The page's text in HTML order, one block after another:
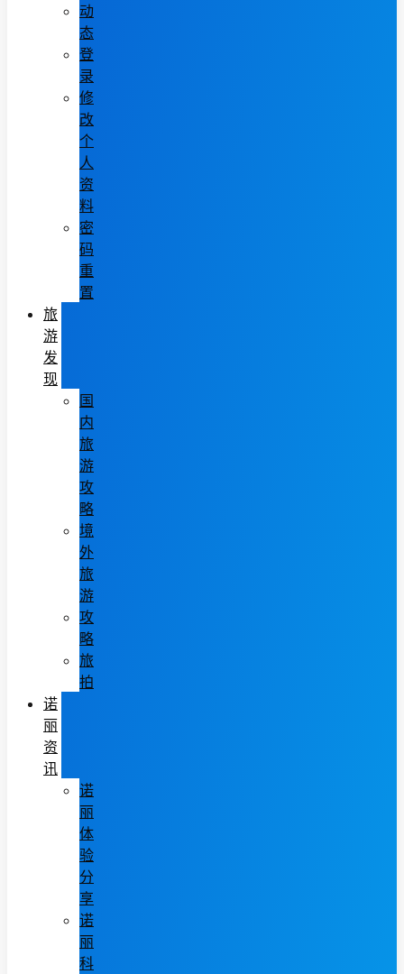
动
态
登
录
修
改
个
人
资
料
密
码
重
置
旅
游
发
现
国
内
旅
游
攻
略
境
外
旅
游
攻
略
旅
拍
诺
丽
资
讯
诺
丽
体
验
分
享
诺
丽
科